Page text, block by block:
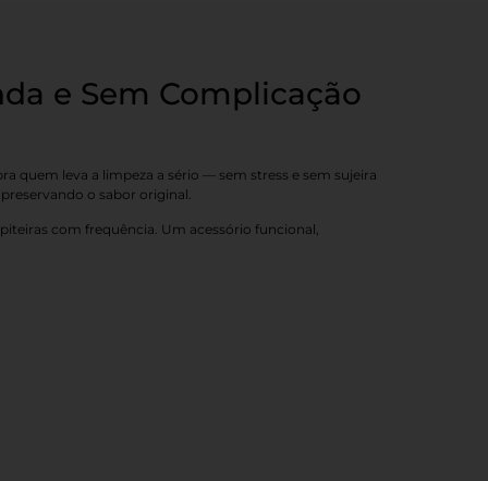
e Sem Complicação
quem leva a limpeza a sério — sem stress e sem sujeira
o sabor original.
com frequência. Um acessório funcional,